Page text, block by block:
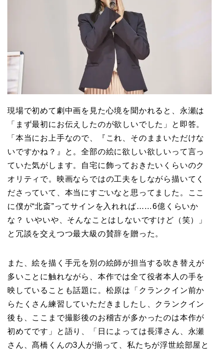
現場で初めて劇中画を見た心境を聞かれると、永瀬は
「まず最初にお伝えしたのが欲しいでした」と即答。
「本当にお上手なので、『これ、そのままいただけな
いですかね？』と。全部の絵に欲しい欲しいって言っ
ていた気がします。自宅に飾っておきたいくらいのク
オリティで。映画ならではの工夫をしながら描いてく
ださっていて、本当にすごいなと思ってました。ここ
に僕が“北斎”ってサインを入れれば……6億くらいか
な？ いやいや、そんなことはしないですけど（笑）」
と冗談を交えつつ最大級の賛辞を贈った。
また、絵を描く手元を別の絵師が担当する吹き替えが
多いことに触れながら、本作では全て役者本人の手を
映していることも話題に。松原は「クランクイン前か
らたくさん練習していただきましたし、クランクイン
後も、ここまで撮影後のお稽古が多かったのは本作が
初めてです」と語り、「日によっては長澤さん、永瀬
さん、髙橋くんの3人が揃って、私たちが浮世絵部屋と